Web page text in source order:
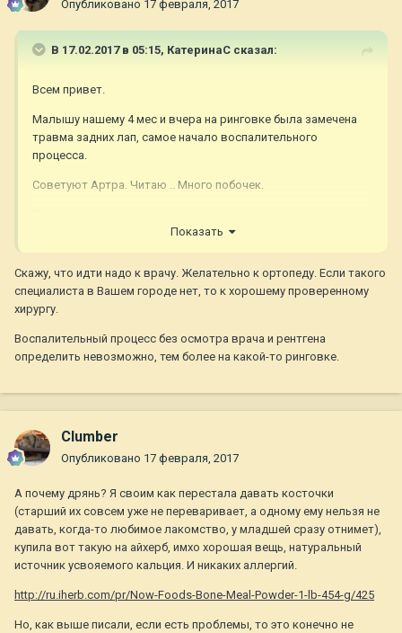
Опубликовано 17 февраля, 2017
В 17.02.2017 в 05:15, КатеринаС сказал:
Всем привет.
Малышу нашему 4 мес и вчера на ринговке была замечена
травма задних лап, самое начало воспалительного
процесса.
Советуют Артра. Читаю .. Много побочек.
Показать
Скажу, что идти надо к врачу. Желательно к ортопеду. Если такого
специалиста в Вашем городе нет, то к хорошему проверенному
хирургу.
Воспалительный процесс без осмотра врача и рентгена
определить невозможно, тем более на какой-то ринговке.
Clumber
Опубликовано 17 февраля, 2017
А почему дрянь? Я своим как перестала давать косточки
(старший их совсем уже не переваривает, а одному ему нельзя не
давать, когда-то любимое лакомство, у младшей сразу отнимет),
купила вот такую на айхерб, имхо хорошая вещь, натуральный
источник усвояемого кальция. И никаких аллергий.
http://ru.iherb.com/pr/Now-Foods-Bone-Meal-Powder-1-lb-454-g/425
Но, как выше писали, если есть проблемы, то это конечно не